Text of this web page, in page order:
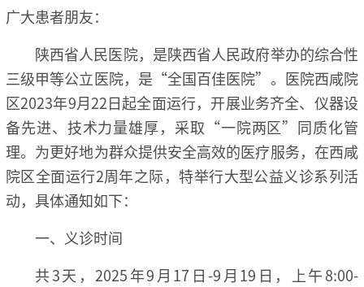
广大患者朋友：
陕西省人民医院，是陕西省人民政府举办的综合性
三级甲等公立医院，是“全国百佳医院”。医院西咸院
区2023年9月22日起全面运行，开展业务齐全、仪器设
备先进、技术力量雄厚，采取“一院两区”同质化管
理。为更好地为群众提供安全高效的医疗服务，在西咸
院区全面运行2周年之际，特举行大型公益义诊系列活
动，具体通知如下：
一、
义诊时间
共3天，2025年9月17日-9月19日，上午8:00-